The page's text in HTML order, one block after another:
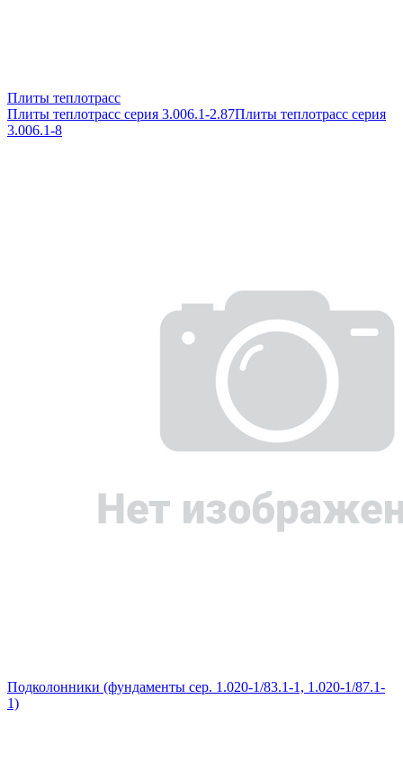
Плиты теплотрасс
Плиты теплотрасс серия 3.006.1-2.87Плиты теплотрасс серия
3.006.1-8
Подколонники (фундаменты сер. 1.020-1/83.1-1, 1.020-1/87.1-
1)